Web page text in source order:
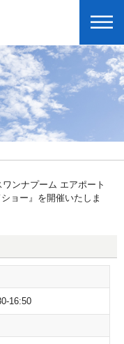
ンナプーム エアポート
ョー』を開催いたしま
16:50